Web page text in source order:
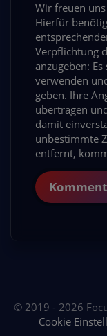
Wir freuen
Hierfür
Verpflichtung
anzugeben:
verwenden
geben. Ihre
übertragen
damit
unbestimmte
entfernt,
© 2019 - 2026
Cookie